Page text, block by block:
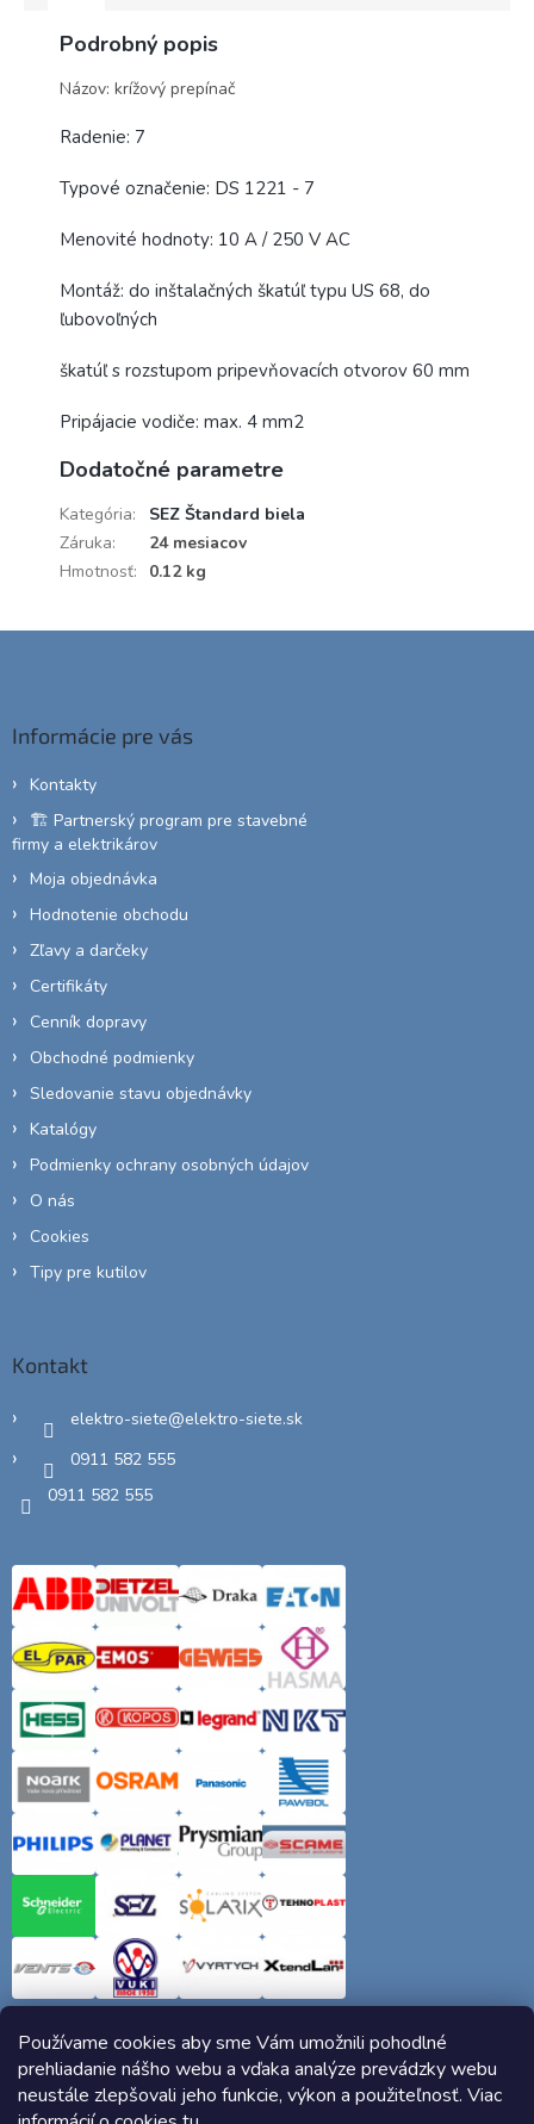
Používame cookies aby sme Vám umožnili pohodlné
prehliadanie nášho webu a vďaka analýze prevádzky webu
neustále zlepšovali jeho funkcie, výkon a použiteľnosť. Viac
Podrobný popis
Názov: krížový prepínač
Radenie: 7
Typové označenie: DS 1221 - 7
Menovité hodnoty: 10 A / 250 V AC
Montáž: do inštalačných škatúľ typu US 68, do
ľubovoľných
škatúľ s rozstupom pripevňovacích otvorov 60 mm
Pripájacie vodiče: max. 4 mm2
Dodatočné parametre
Kategória:
SEZ Štandard biela
Záruka:
24 mesiacov
Hmotnosť: 0.12 kg
Informácie pre vás
Kontakty
🏗️ Partnerský program pre stavebné
firmy a elektrikárov
Moja objednávka
Hodnotenie obchodu
Zľavy a darčeky
Certifikáty
Cenník dopravy
Obchodné podmienky
Sledovanie stavu objednávky
Katalógy
Podmienky ochrany osobných údajov
O nás
Cookies
Tipy pre kutilov
Kontakt
elektro-siete@elektro-siete.sk
0911 582 555
0911 582 555